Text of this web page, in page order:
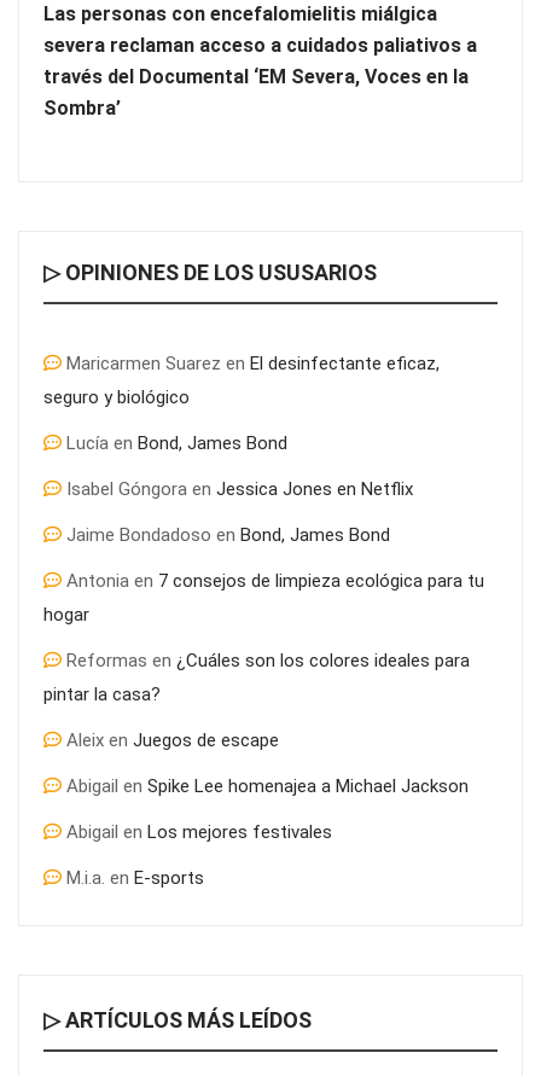
avanzadas para trading estratégico
Las personas con encefalomielitis miálgica
severa reclaman acceso a cuidados paliativos a
través del Documental ‘EM Severa, Voces en la
Sombra’
▷ OPINIONES DE LOS USUSARIOS
Maricarmen Suarez en El desinfectante eficaz,
seguro y biológico
Lucía en Bond, James Bond
Isabel Góngora en Jessica Jones en Netflix
Jaime Bondadoso en Bond, James Bond
Antonia en 7 consejos de limpieza ecológica para tu
hogar
Reformas en ¿Cuáles son los colores ideales para
pintar la casa?
Aleix en Juegos de escape
Abigail en Spike Lee homenajea a Michael Jackson
Abigail en Los mejores festivales
M.i.a. en E-sports
▷ ARTÍCULOS MÁS LEÍDOS